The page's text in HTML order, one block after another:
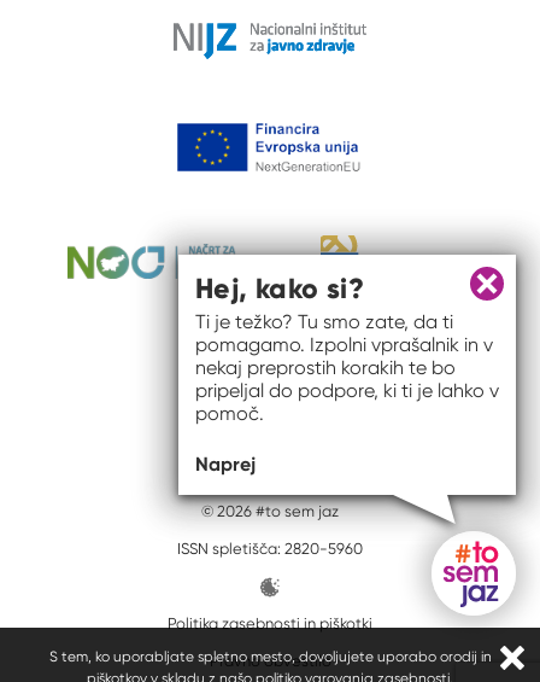
S tem, ko uporabljate spletno mesto, dovoljujete uporabo orodij in
piškotkov v skladu z našo politiko varovanja zasebnosti
© 2026 #to sem jaz
ISSN spletišča: 2820-5960
Politika zasebnosti in piškotki
Pravno obvestilo
Gumb
Zapri
Hej, kako si?
Ti je težko? Tu smo zate, da ti
pomagamo. Izpolni vprašalnik in v
nekaj preprostih korakih te bo
pripeljal do podpore, ki ti je lahko v
pomoč.
Naprej